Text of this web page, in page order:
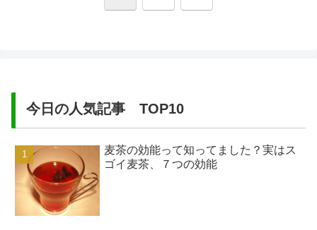
今日の人気記事 TOP10
麦茶の効能って知ってました？実はス
ゴイ麦茶、７つの効能